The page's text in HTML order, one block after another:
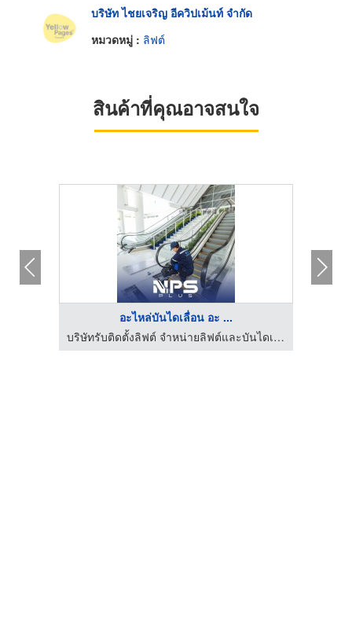
บริษัท ไชยเจริญ อีควิปเม้นท์ จำกัด
หมวดหมู่ : ลิฟต์
สินค้าที่คุณอาจสนใจ
อะไหล่บันไดเลื่อน อะ ...
บริษัทรับติดตั้งลิฟต์ จำหน่ายลิฟต์และบันไดเลื่อน | NPS PLUS